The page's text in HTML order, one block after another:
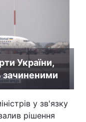
України,
зачиненими
у зв'язку
рішення